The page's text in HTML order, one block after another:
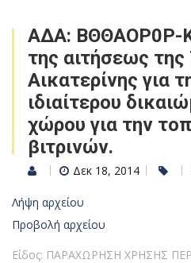
ΑΔΑ: ΒΘΘΑΟΡ0Ρ-
της αιτήσεως της
Αικατερίνης για
ιδιαίτερου
χώρου για την
βιτρινών.
Δεκ 18, 2014
Λήψη αρχείου
Προβολή αρχείου
Είδος: ΠΑΡΑΧΩΡΗΣΗ ΧΡΗΣΗΣ